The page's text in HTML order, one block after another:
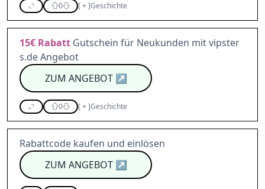
0 [+]Geschichte
15€ Rabatt Gutschein für Neukunden mit vipster
s.de Angebot
ZUM ANGEBOT↗
0 [+]Geschichte
Rabattcode kaufen und einlösen
ZUM ANGEBOT↗